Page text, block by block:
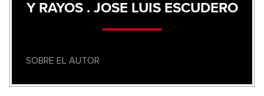
Y RAYOS . JOSE LUIS ESCUDERO
SOBRE EL AUTOR